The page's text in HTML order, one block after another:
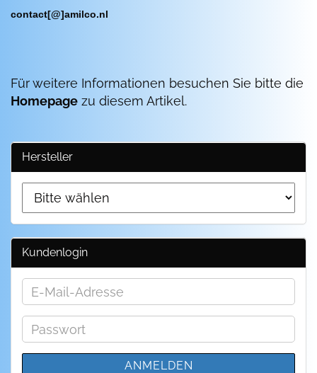
contact[@]amilco.nl
Für weitere Informationen besuchen Sie bitte die
Homepage zu diesem Artikel.
Hersteller
Kundenlogin
E-
Adresse
Passwort
ANMELDEN